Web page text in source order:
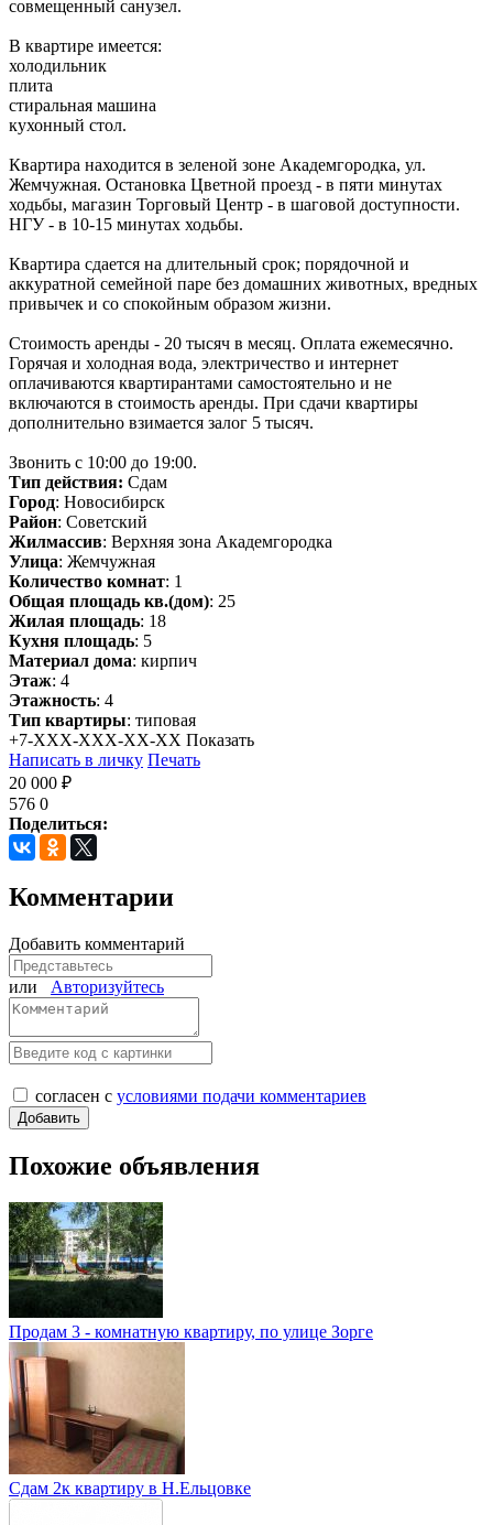
совмещенный санузел.
В квартире имеется:
холодильник
плита
стиральная машина
кухонный стол.
Квартира находится в зеленой зоне Академгородка, ул.
Жемчужная. Остановка Цветной проезд - в пяти минутах
ходьбы, магазин Торговый Центр - в шаговой доступности.
НГУ - в 10-15 минутах ходьбы.
Квартира сдается на длительный срок; порядочной и
аккуратной семейной паре без домашних животных, вредных
привычек и со спокойным образом жизни.
Стоимость аренды - 20 тысяч в месяц. Оплата ежемесячно.
Горячая и холодная вода, электричество и интернет
оплачиваются квартирантами самостоятельно и не
включаются в стоимость аренды. При сдачи квартиры
дополнительно взимается залог 5 тысяч.
Звонить с 10:00 до 19:00.
Тип действия: Сдам
Город: Новосибирск
Район: Советский
Жилмассив: Верхняя зона Академгородка
Улица: Жемчужная
Количество комнат: 1
Общая площадь кв.(дом): 25
Жилая площадь: 18
Кухня площадь: 5
Материал дома: кирпич
Этаж: 4
Этажность: 4
Тип квартиры: типовая
+7-XXX-XXX-XX-XX Показать
Написать в личку Печать
20 000 ₽
576 0
Поделиться:
Комментарии
Добавить комментарий
или Авторизуйтесь
согласен с условиями подачи комментариев
Похожие объявления
Продам 3 - комнатную квартиру, по улице Зорге
Сдам 2к квартиру в Н.Ельцовке